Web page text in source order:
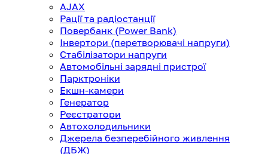
AJAX
Рації та радіостанції
Повербанк (Power Bank)
Інвертори (перетворювачі напруги)
Стабілізатори напруги
Автомобільні зарядні пристрої
Парктроніки
Екшн-камери
Генератор
Реєстратори
Автохолодильники
Джерела безперебійного живлення
(ДБЖ)